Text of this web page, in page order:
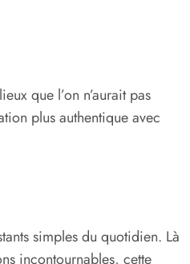
que l’on n’aurait pas
plus authentique avec
simples du quotidien. Là
incontournables, cette